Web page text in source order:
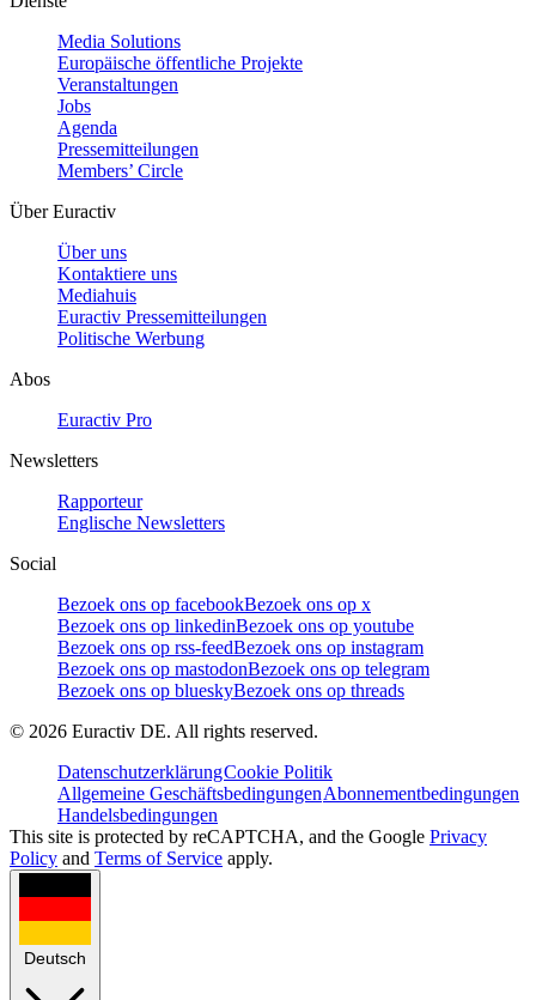
Media Solutions
Europäische öffentliche Projekte
Veranstaltungen
Jobs
Agenda
Pressemitteilungen
Members’ Circle
Über Euractiv
Über uns
Kontaktiere uns
Mediahuis
Euractiv Pressemitteilungen
Politische Werbung
Abos
Euractiv Pro
Newsletters
Rapporteur
Englische Newsletters
Social
Bezoek ons op facebookBezoek ons op x
Bezoek ons op linkedinBezoek ons op youtube
Bezoek ons op rss-feedBezoek ons op instagram
Bezoek ons op mastodonBezoek ons op telegram
Bezoek ons op blueskyBezoek ons op threads
© 2026 Euractiv DE. All rights reserved.
DatenschutzerklärungCookie Politik
Allgemeine GeschäftsbedingungenAbonnementbedingungen
Handelsbedingungen
This site is protected by reCAPTCHA, and the Google Privacy
Policy and Terms of Service apply.
Deutsch